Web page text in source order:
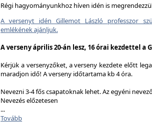
Régi hagyományunkhoz híven idén is
A versenyt idén Gillemot László professzor
emlékének ajánljuk.
A verseny április 20-án lesz, 16 órai kezdettel a
Kérjük a versenyzőket, a verseny kezdete előtt
maradjon idő! A verseny időtartama kb 4 óra.
Nevezni 3-4 fős csapatoknak lehet. Az egyéni
Nevezés előzetesen
...
Tovább